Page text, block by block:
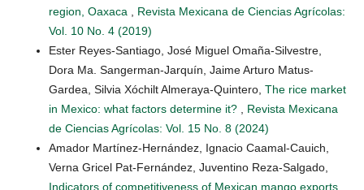
region, Oaxaca , Revista Mexicana de Ciencias Agrícolas:
Vol. 10 No. 4 (2019)
Ester Reyes-Santiago, José Miguel Omaña-Silvestre,
Dora Ma. Sangerman-Jarquín, Jaime Arturo Matus-
Gardea, Silvia Xóchilt Almeraya-Quintero, The rice market
in Mexico: what factors determine it? , Revista Mexicana
de Ciencias Agrícolas: Vol. 15 No. 8 (2024)
Amador Martínez-Hernández, Ignacio Caamal-Cauich,
Verna Gricel Pat-Fernández, Juventino Reza-Salgado,
Indicators of competitiveness of Mexican mango exports